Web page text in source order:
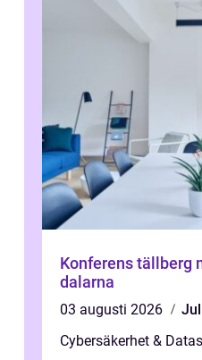
Konferens tällberg möten i hjärtat av
dalarna
03 augusti 2026
Cybersäkerhet &